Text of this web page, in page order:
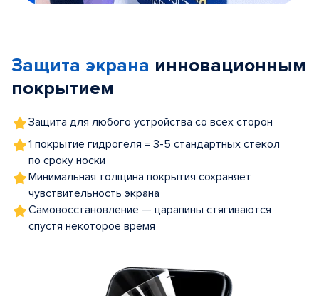
5
Защита экрана инновационным
покрытием
Защита для любого устройства со всех сторон
1 покрытие гидрогеля = 3-5 стандартных стекол
по сроку носки
Минимальная толщина покрытия сохраняет
чувствительность экрана
Самовосстановление — царапины стягиваются
спустя некоторое время